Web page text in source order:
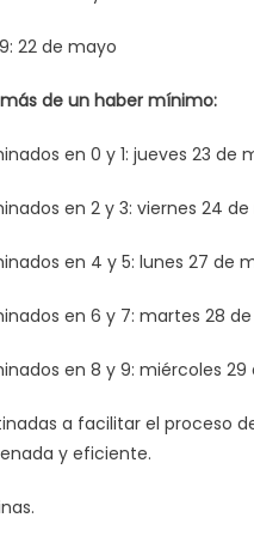
22 de mayo
de un haber mínimo:
en 0 y 1: jueves 23 de
en 2 y 3: viernes 24 de
en 4 y 5: lunes 27 de
en 6 y 7: martes 28 de
en 8 y 9: miércoles 29
a facilitar el proceso
y eficiente.